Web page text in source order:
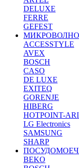
DELUXE
FERRE
GEFEST
ACCESSTYLE
AVEX
BOSCH
CASO
DE LUXE
EXITEQ
GORENJE
HIBERG
HOTPOINT-
LG Electronics
SAMSUNG
SHARP
BEKO